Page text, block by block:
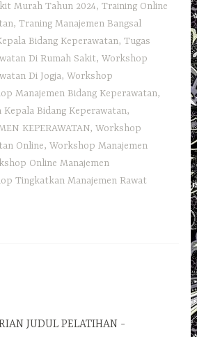
Murah Tahun 2024,Training Online
,Traning Manajemen Bangsal
Bidang Keperawatan,Tugas
Di Rumah Sakit,Workshop
Di Jogja,Workshop
Manajemen Bidang Keperawatan,
Bidang Keperawatan,
KEPERAWATAN,Workshop
Online,Workshop Manajemen
Online Manajemen
Tingkatkan Manajemen Rawat
JUDUL PELATIHAN